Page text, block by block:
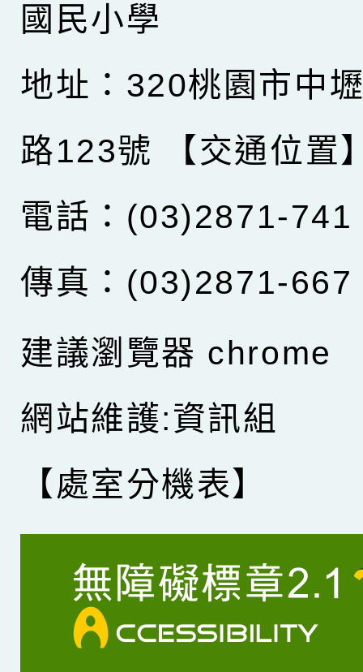
國民小學
地址：320桃園市中
路123號
【交通位置
電話：(03)2871-741
傳真：(03)2871-667
建議瀏覽器 chrome
網站維護:資訊組
【處室分機表】